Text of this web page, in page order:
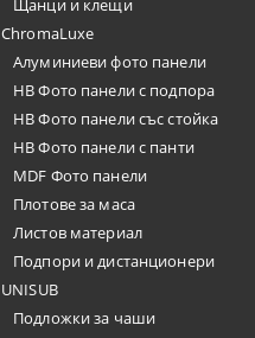
Щанци и клещи
ChromaLuxe
Алуминиеви фото панели
HB Фото панели с подпора
HB Фото панели със стойка
HB Фото панели с панти
MDF Фото панели
Плотове за маса
Листов материал
Подпори и дистанционери
UNISUB
Подложки за чаши